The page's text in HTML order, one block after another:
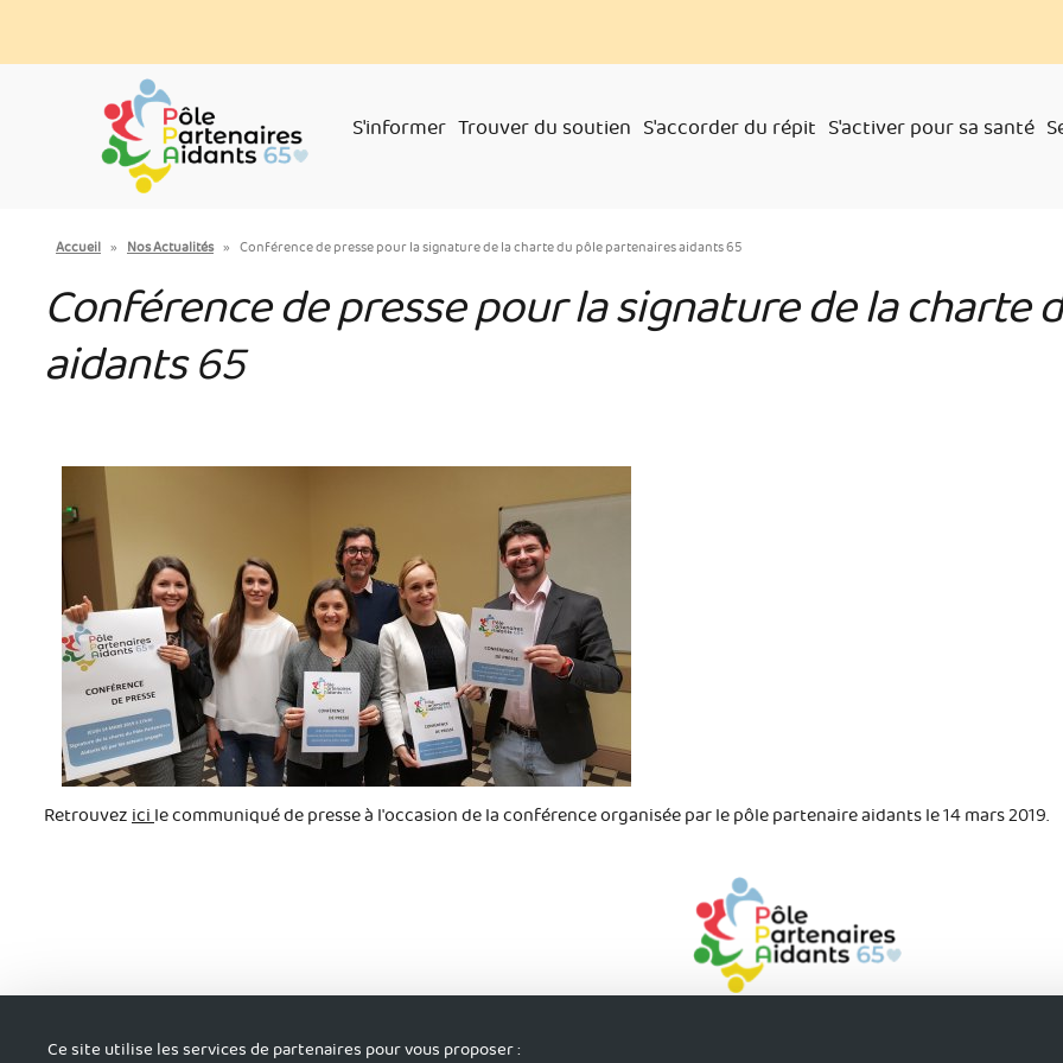
contenu
S'informer Trouver du soutien S'accorder du répit S'activer pour sa santé
You
here
Accueil » Nos Actualités » Conférence de presse pour la signature de la charte du pôle partenaires aidants 65
Conférence de presse pour la signature de la charte
aidants 65
Retrouvezicile communiqué de presse à l'occasion de la conférence organisée par le pôle partenaire aidants le 14 mars 2019.
S'informer Trouver du soutien
Ce site utilise les services de partenaires pour vous proposer :